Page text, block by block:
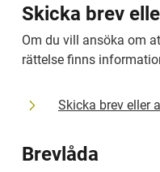
Skicka brev
Om du vill ansöka om
rättelse finns
Skicka brev eller
Brevlåda